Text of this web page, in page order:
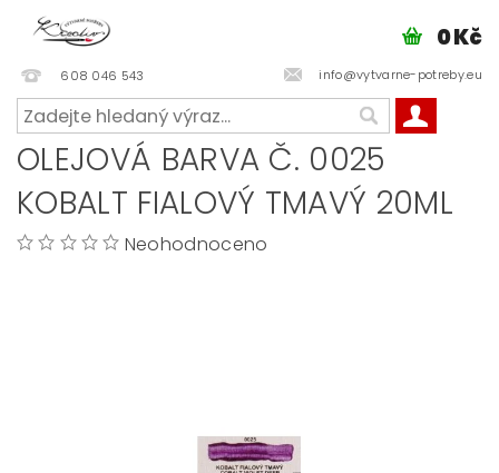
608 046 543 info@vytvarne-potreby.eu
0 Kč
OLEJOVÁ BARVA Č. 0025
KOBALT FIALOVÝ TMAVÝ 20ML
Neohodnoceno